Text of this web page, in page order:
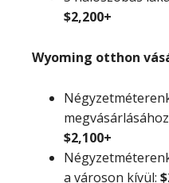
$2,200+
Wyoming otthon
$2,100+
a városon kívül: